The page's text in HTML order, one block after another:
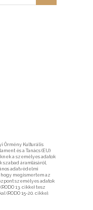
Örmény Kulturális
és a Tanács (EU)
a személyes adatok
áramlásáról,
adatvédelmi
megismertem az
személyes adatok
13. cikke) tesz
15-20. cikke).